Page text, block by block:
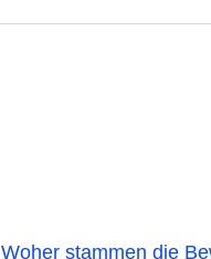
Woher stammen die